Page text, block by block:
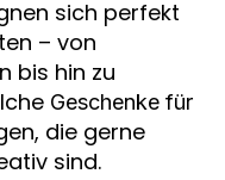
sich perfekt
– von
bis hin zu
Geschenke für
die gerne
sind.